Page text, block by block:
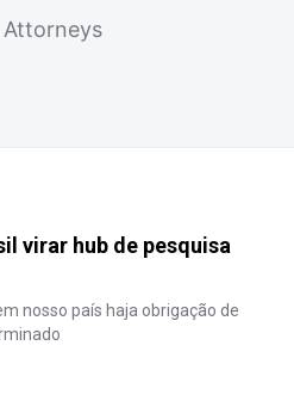
virar hub de pesquisa
nosso país haja obrigação de